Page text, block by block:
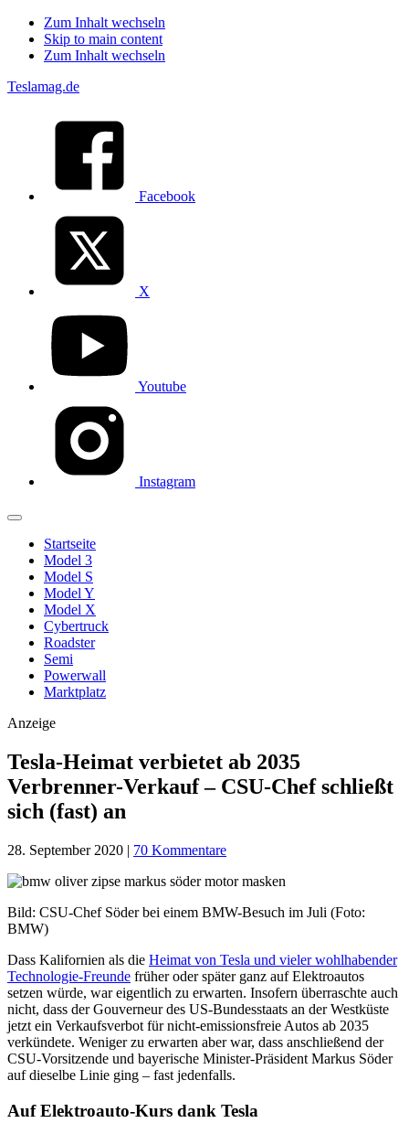
Zum Inhalt wechseln
Skip to main content
Zum Inhalt wechseln
Teslamag.de
Facebook
X
Youtube
Instagram
Startseite
Model 3
Model S
Model Y
Model X
Cybertruck
Roadster
Semi
Powerwall
Marktplatz
Anzeige
Tesla-Heimat verbietet ab 2035
Verbrenner-Verkauf – CSU-Chef schließt
sich (fast) an
28. September 2020 | 70 Kommentare
Bild: CSU-Chef Söder bei einem BMW-Besuch im Juli (Foto:
BMW)
Dass Kalifornien als die Heimat von Tesla und vieler wohlhabender
Technologie-Freunde früher oder später ganz auf Elektroautos
setzen würde, war eigentlich zu erwarten. Insofern überraschte auch
nicht, dass der Gouverneur des US-Bundesstaats an der Westküste
jetzt ein Verkaufsverbot für nicht-emissionsfreie Autos ab 2035
verkündete. Weniger zu erwarten aber war, dass anschließend der
CSU-Vorsitzende und bayerische Minister-Präsident Markus Söder
auf dieselbe Linie ging – fast jedenfalls.
Auf Elektroauto-Kurs dank Tesla